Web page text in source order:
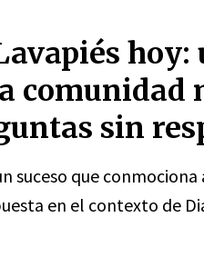
hoy:
comunidad
sin
suceso que
en el contexto de